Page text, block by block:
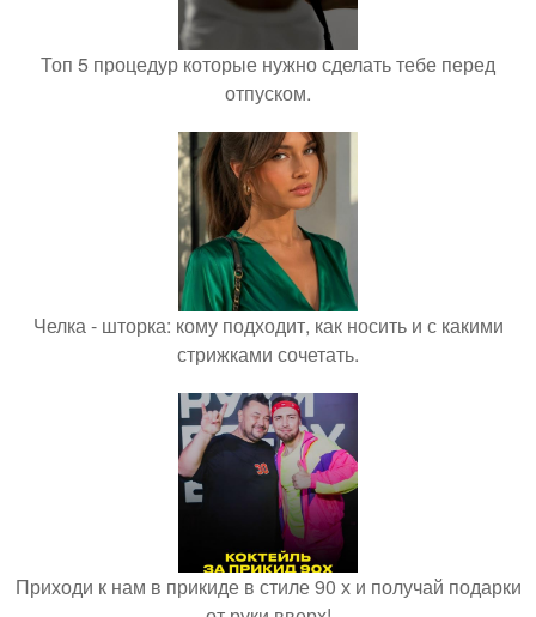
Топ 5 процедур которые нужно сделать тебе перед
отпуском.
Челка - шторка: кому подходит, как носить и с какими
стрижками сочетать.
Приходи к нам в прикиде в стиле 90 х и получай подарки